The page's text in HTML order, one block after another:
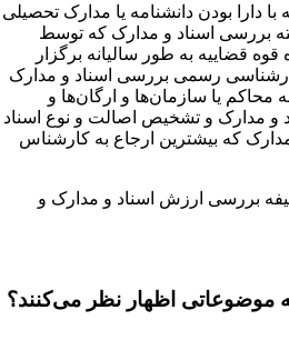
بودن دانشنامه یا مدارک تحصیلی
بررسی اسناد و مدارک که توسط
قضاییه به طور سالیانه برگزار
رسمی بررسی اسناد و مدارک
یا سازمان‌ها و ارگان‌ها و
مدارک و تشخیص اصالت و نوع اسناد
که بیشترین ارجاع به کارشناس
بررسی ارزش اسناد و مدارک و
اظهار نظر می‌کنند؟